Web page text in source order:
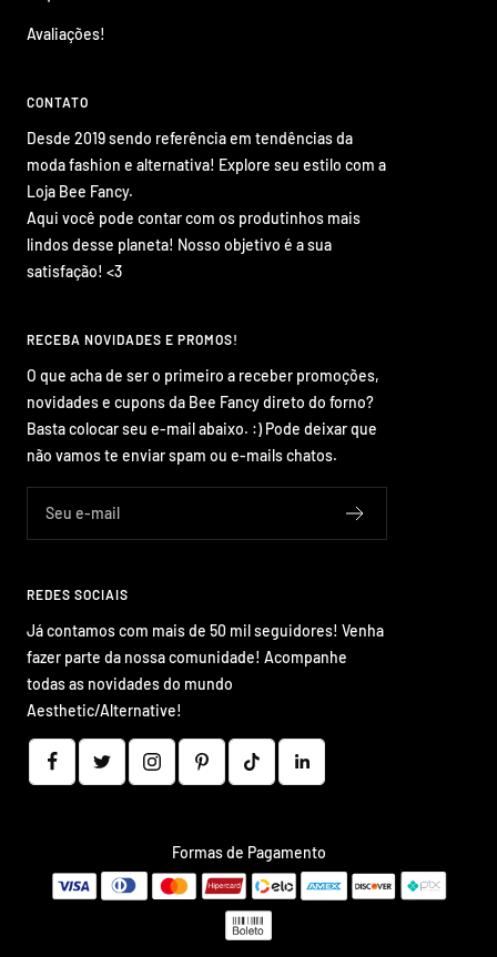
Avaliações!
CONTATO
Desde 2019 sendo referência em tendências da
moda fashion e alternativa! Explore seu estilo com a
Loja Bee Fancy.
Aqui você pode contar com os produtinhos mais
lindos desse planeta! Nosso objetivo é a sua
satisfação! <3
RECEBA NOVIDADES E PROMOS!
O que acha de ser o primeiro a receber promoções,
novidades e cupons da Bee Fancy direto do forno?
Basta colocar seu e-mail abaixo. :) Pode deixar que
não vamos te enviar spam ou e-mails chatos.
Seu e-mail
REDES SOCIAIS
Já contamos com mais de 50 mil seguidores! Venha
fazer parte da nossa comunidade! Acompanhe
todas as novidades do mundo
Aesthetic/Alternative!
Formas de Pagamento